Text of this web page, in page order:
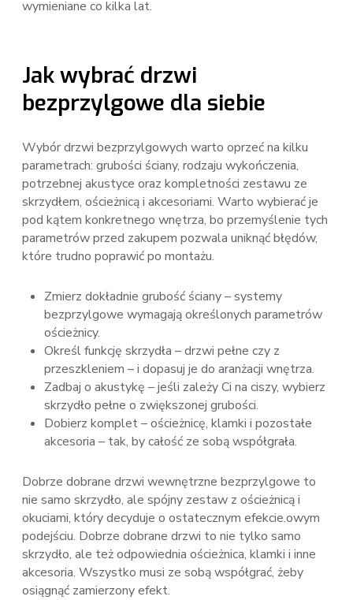
wymieniane co kilka lat.
Jak wybrać drzwi
bezprzylgowe dla siebie
Wybór drzwi bezprzylgowych warto oprzeć na kilku
parametrach: grubości ściany, rodzaju wykończenia,
potrzebnej akustyce oraz kompletności zestawu ze
skrzydłem, ościeżnicą i akcesoriami. Warto wybierać je
pod kątem konkretnego wnętrza, bo przemyślenie tych
parametrów przed zakupem pozwala uniknąć błędów,
które trudno poprawić po montażu.
Zmierz dokładnie grubość ściany – systemy
bezprzylgowe wymagają określonych parametrów
ościeżnicy.
Określ funkcję skrzydła – drzwi pełne czy z
przeszkleniem – i dopasuj je do aranżacji wnętrza.
Zadbaj o akustykę – jeśli zależy Ci na ciszy, wybierz
skrzydło pełne o zwiększonej grubości.
Dobierz komplet – ościeżnicę, klamki i pozostałe
akcesoria – tak, by całość ze sobą współgrała.
Dobrze dobrane drzwi wewnętrzne bezprzylgowe to
nie samo skrzydło, ale spójny zestaw z ościeżnicą i
okuciami, który decyduje o ostatecznym efekcie.owym
podejściu. Dobrze dobrane drzwi to nie tylko samo
skrzydło, ale też odpowiednia ościeżnica, klamki i inne
akcesoria. Wszystko musi ze sobą współgrać, żeby
osiągnąć zamierzony efekt.